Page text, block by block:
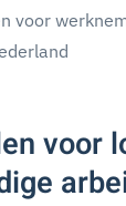
voor
voor